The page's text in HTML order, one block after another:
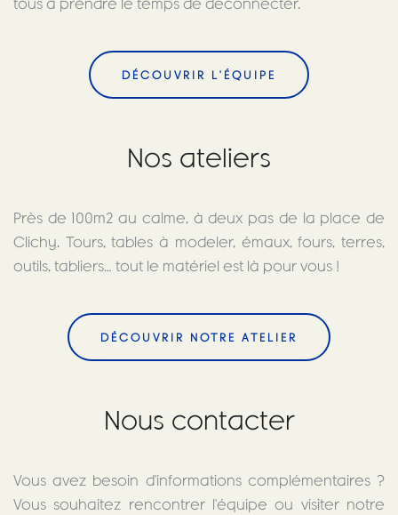
DÉCOUVRIR L'ÉQUIPE
Nos ateliers
Près de 100m2 au calme, à deux pas de la place de
Clichy. Tours, tables à modeler, émaux, fours, terres,
outils, tabliers… tout le matériel est là pour vous !
DÉCOUVRIR NOTRE ATELIER
Nous contacter
Vous avez besoin d'informations complémentaires ?
Vous souhaitez rencontrer l'équipe ou visiter notre